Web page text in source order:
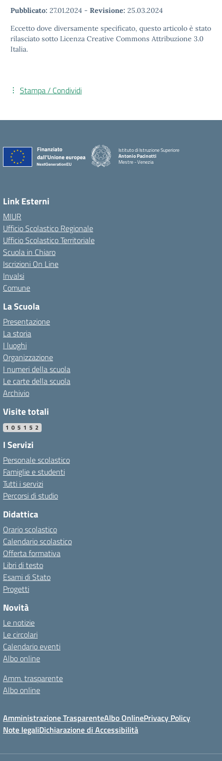
Pubblicato: 27.01.2024 - Revisione: 25.03.2024
Eccetto dove diversamente specificato, questo articolo è stato
rilasciato sotto Licenza Creative Commons Attribuzione 3.0
Italia.
Stampa / Condividi
Istituto di Istruzione Superiore
Antonio Pacinotti
Mestre - Venezia
Link Esterni
MIUR
Ufficio Scolastico Regionale
Ufficio Scolastico Territoriale
Scuola in Chiaro
Iscrizioni On Line
Invalsi
Comune
La Scuola
Presentazione
La storia
I luoghi
Organizzazione
I numeri della scuola
Le carte della scuola
Archivio
Visite totali
105152
I Servizi
Personale scolastico
Famiglie e studenti
Tutti i servizi
Percorsi di studio
Didattica
Orario scolastico
Calendario scolastico
Offerta formativa
Libri di testo
Esami di Stato
Progetti
Novità
Le notizie
Le circolari
Calendario eventi
Albo online
Amm. trasparente
Albo online
Amministrazione TrasparenteAlbo OnlinePrivacy Policy
Note legaliDichiarazione di Accessibilità